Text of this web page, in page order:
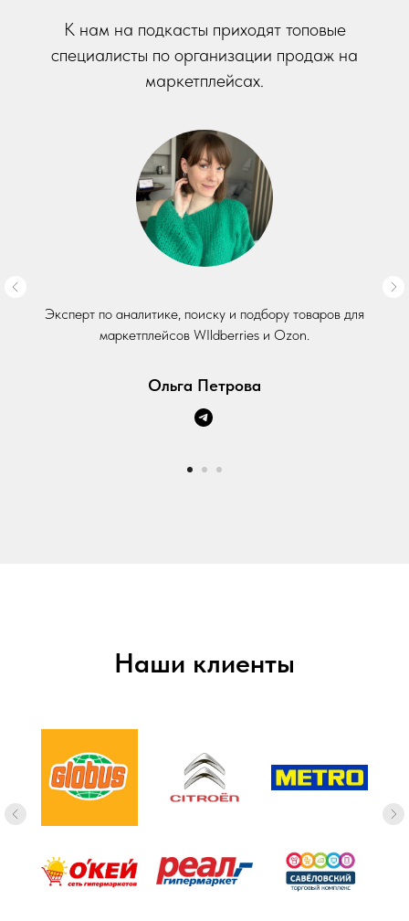
К нам на подкасты приходят топовые
специалисты по организации продаж на
маркетплейсах.
Эксперт по аналитике, поиску и подбору товаров для
маркетплейсов WIldberries и Ozon.
Ольга Петрова
Наши клиенты